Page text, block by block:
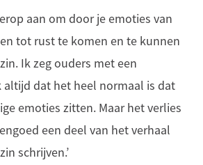
aan om door je emoties van
tot rust te komen en te kunnen
Ik zeg ouders met een
altijd dat het heel normaal is dat
emoties zitten. Maar het verlies
een deel van het verhaal
schrijven.’